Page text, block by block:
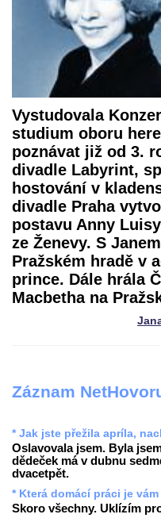
Vystudovala
studium oboru
poznávat již od 3.
divadle Labyrint,
hostování v
divadle Praha
postavu Anny
ze Ženevy. S
Pražském hradě v
prince. Dále hrála
Macbethana
Záznam
* Jak jste přežila apríla,
Oslavovala jsem. Byla
dědeček má v dubnu
dvacetpět.
* Která domácí práci je
Skoro všechny. Uklízím